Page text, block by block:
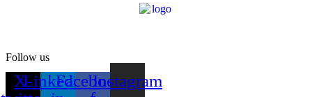
Follow us
X-Linkedin-
Facebook-
Instagram